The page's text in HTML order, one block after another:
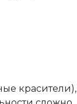
красители),